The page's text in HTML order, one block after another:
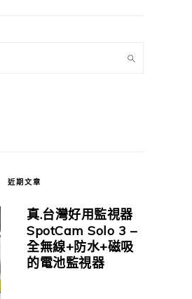
近期文章
真.台灣好用監視器
SpotCam Solo 3 –
全無線+防水+磁吸
的電池監視器